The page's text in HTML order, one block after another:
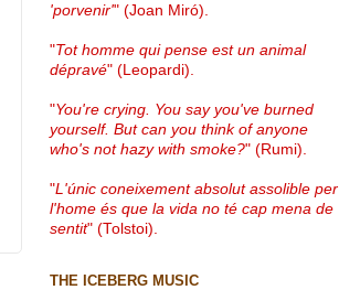
'porvenir'" (Joan Miró)
"Tot homme qui pense est un animal
dépravé" (Leopardi).
"You're crying. You say you've burned
yourself. But can you think of anyone
who's not hazy with smoke?" (Rumi).
"L'únic coneixement absolut assolible per
l'home és que la vida no té cap mena de
sentit" (Tolstoi).
THE ICEBERG MUSIC